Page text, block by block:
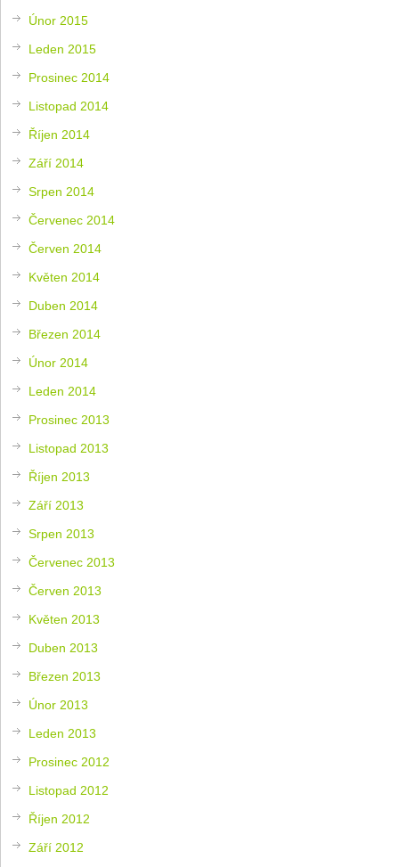
Únor 2015
Leden 2015
Prosinec 2014
Listopad 2014
Říjen 2014
Září 2014
Srpen 2014
Červenec 2014
Červen 2014
Květen 2014
Duben 2014
Březen 2014
Únor 2014
Leden 2014
Prosinec 2013
Listopad 2013
Říjen 2013
Září 2013
Srpen 2013
Červenec 2013
Červen 2013
Květen 2013
Duben 2013
Březen 2013
Únor 2013
Leden 2013
Prosinec 2012
Listopad 2012
Říjen 2012
Září 2012